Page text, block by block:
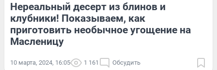
Нереальный десерт из блинов и
клубники! Показываем, как
приготовить необычное угощение на
Масленицу
10 марта, 2024, 16:05 1 161 Обсудить